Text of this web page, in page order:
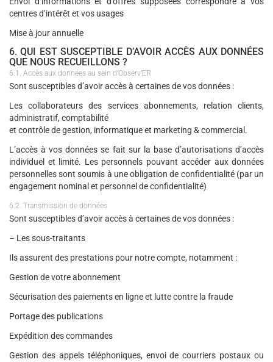
centres d’intérêt et vos usages
Mise à jour annuelle
6. QUI EST SUSCEPTIBLE D’AVOIR ACCÈS AUX DONNÉES
QUE NOUS RECUEILLONS ?
6.1. Accès aux données au sein d’Observ’ER
Sont susceptibles d’avoir accès à certaines de vos données :
Les collaborateurs des services abonnements, relation clients,
administratif, comptabilité
et contrôle de gestion, informatique et marketing & commercial.
L’accès à vos données se fait sur la base d’autorisations d’accès
individuel et limité. Les personnels pouvant accéder aux données
personnelles sont soumis à une obligation de confidentialité (par un
engagement nominal et personnel de confidentialité)
6.2. Transmission de données
Sont susceptibles d’avoir accès à certaines de vos données :
– Les sous-traitants
Ils assurent des prestations pour notre compte, notamment :
Gestion de votre abonnement
Sécurisation des paiements en ligne et lutte contre la fraude
Portage des publications
Expédition des commandes
Gestion des appels téléphoniques, envoi de courriers postaux ou